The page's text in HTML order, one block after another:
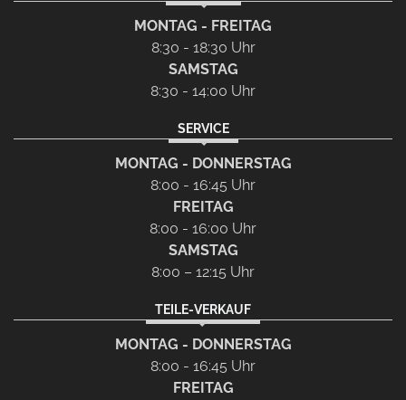
MONTAG - FREITAG
8:30 - 18:30 Uhr
SAMSTAG
8:30 - 14:00 Uhr
SERVICE
MONTAG - DONNERSTAG
8:00 - 16:45 Uhr
FREITAG
8:00 - 16:00 Uhr
SAMSTAG
8:00 – 12:15 Uhr
TEILE-VERKAUF
MONTAG - DONNERSTAG
8:00 - 16:45 Uhr
FREITAG